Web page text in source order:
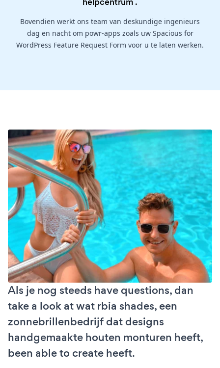
Bovendien werkt ons team van deskundige ingenieurs
dag en nacht om powr-apps zoals uw Spacious for
WordPress Feature Request Form voor u te laten werken.
Als je nog steeds have questions, dan
take a look at wat rbia shades, een
zonnebrillenbedrijf dat designs
handgemaakte houten monturen heeft,
been able to create heeft.